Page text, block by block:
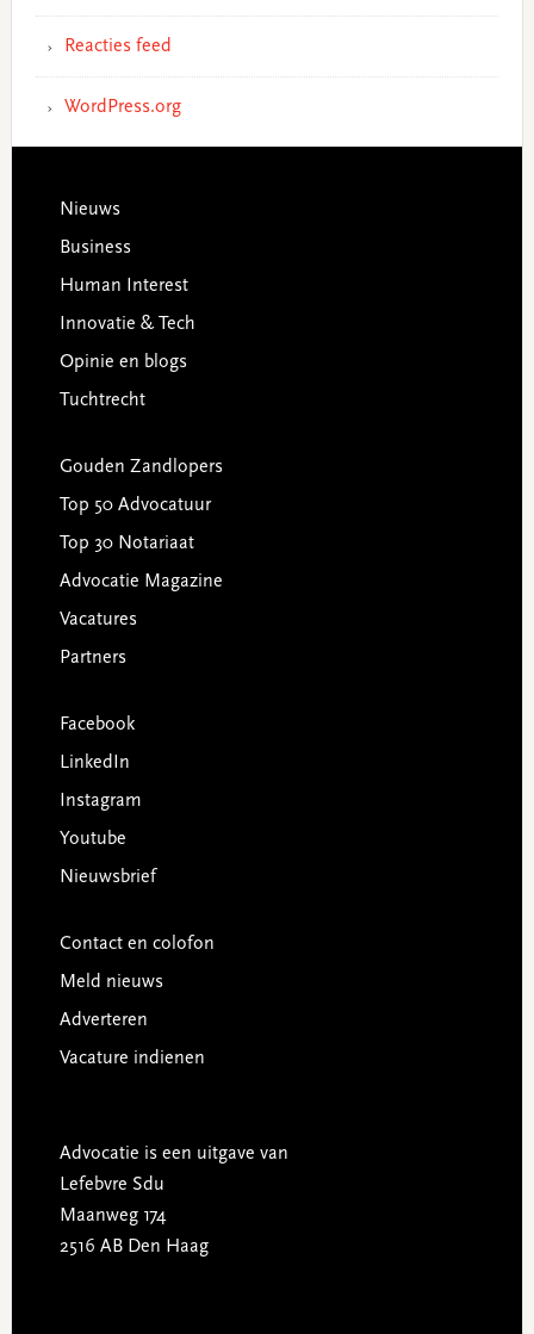
Reacties feed
WordPress.org
Footer
Nieuws
Business
Human Interest
Innovatie & Tech
Opinie en blogs
Tuchtrecht
Gouden Zandlopers
Top 50 Advocatuur
Top 30 Notariaat
Advocatie Magazine
Vacatures
Partners
Facebook
LinkedIn
Instagram
Youtube
Nieuwsbrief
Contact en colofon
Meld nieuws
Adverteren
Vacature indienen
Advocatie is een uitgave van
Lefebvre Sdu
Maanweg 174
2516 AB Den Haag